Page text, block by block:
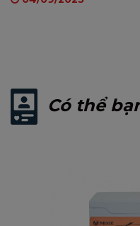
Có thể